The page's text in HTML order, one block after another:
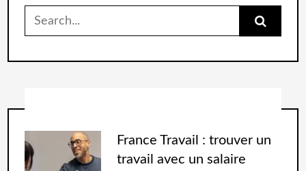
France Travail : trouver un
travail avec un salaire